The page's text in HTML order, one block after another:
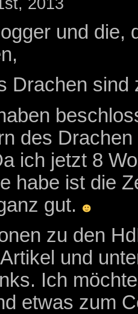
und die,
Drachen sind
des
ich jetzt 8
habe ist die
gut.
zu den
und
Ich
etwas zum